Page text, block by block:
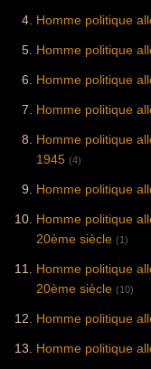
Homme politique
Homme politique
Homme politique
Homme politique
Homme politique
1945 (4)
Homme politique
Homme politique
20ème siècle (1)
Homme politique
20ème siècle (10)
Homme politique
Homme politique